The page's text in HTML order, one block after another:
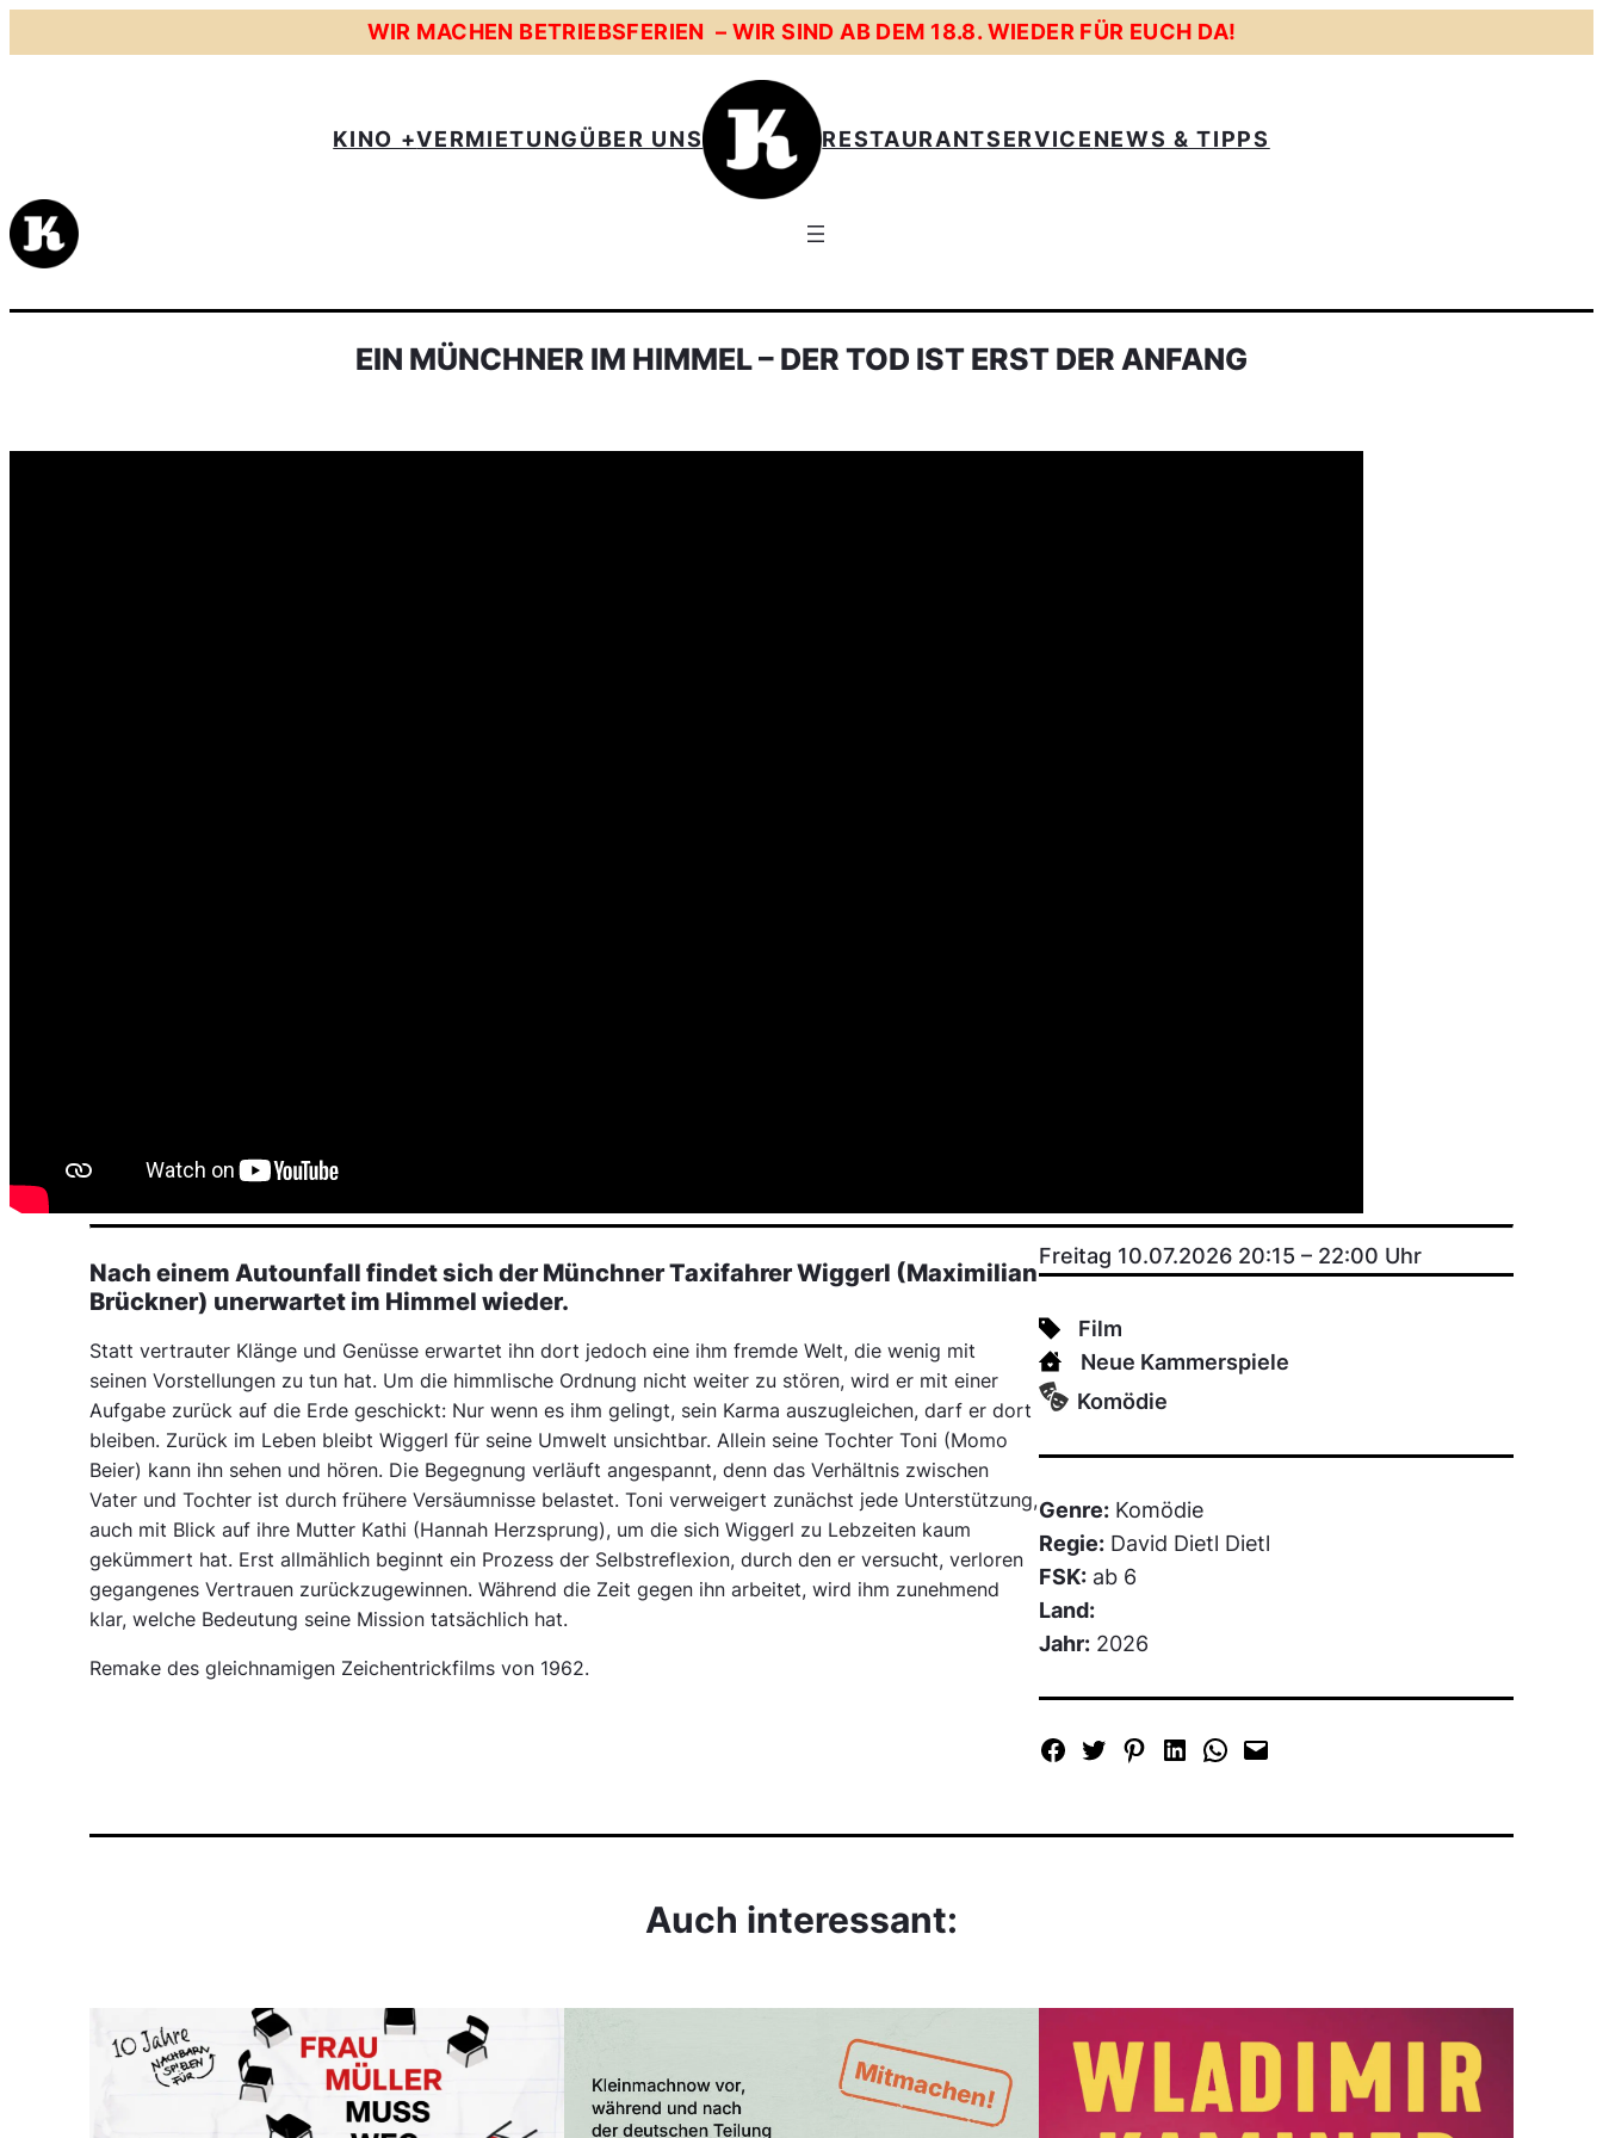
WIR MACHEN BETRIEBSFERIEN – WIR SIND AB DEM 18.8. WIEDER FÜR EUCH DA!
KINO +VERMIETUNGÜBER UNS RESTAURANTSERVICENEWS & TIPPS
EIN MÜNCHNER IM HIMMEL – DER TOD IST ERST DER ANFANG
Nach einem Autounfall findet sich der Münchner Taxifahrer Wiggerl (Maximilian
Brückner) unerwartet im Himmel wieder.
Statt vertrauter Klänge und Genüsse erwartet ihn dort jedoch eine ihm fremde Welt, die wenig mit
seinen Vorstellungen zu tun hat. Um die himmlische Ordnung nicht weiter zu stören, wird er mit einer
Aufgabe zurück auf die Erde geschickt: Nur wenn es ihm gelingt, sein Karma auszugleichen, darf er dort
bleiben. Zurück im Leben bleibt Wiggerl für seine Umwelt unsichtbar. Allein seine Tochter Toni (Momo
Beier) kann ihn sehen und hören. Die Begegnung verläuft angespannt, denn das Verhältnis zwischen
Vater und Tochter ist durch frühere Versäumnisse belastet. Toni verweigert zunächst jede Unterstützung,
auch mit Blick auf ihre Mutter Kathi (Hannah Herzsprung), um die sich Wiggerl zu Lebzeiten kaum
gekümmert hat. Erst allmählich beginnt ein Prozess der Selbstreflexion, durch den er versucht, verloren
gegangenes Vertrauen zurückzugewinnen. Während die Zeit gegen ihn arbeitet, wird ihm zunehmend
klar, welche Bedeutung seine Mission tatsächlich hat.
Remake des gleichnamigen Zeichentrickfilms von 1962.
Freitag 10.07.2026 20:15 – 22:00 Uhr
Film
Neue Kammerspiele
Komödie
Genre:Komödie
Regie:David Dietl Dietl
FSK:ab 6
Land:
Jahr:2026
Auch interessant: